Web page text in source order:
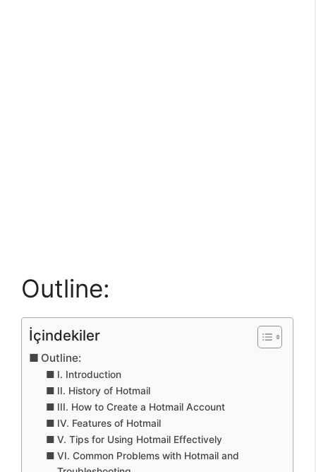
Outline:
İçindekiler
Outline:
I. Introduction
II. History of Hotmail
III. How to Create a Hotmail Account
IV. Features of Hotmail
V. Tips for Using Hotmail Effectively
VI. Common Problems with Hotmail and